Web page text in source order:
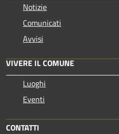
Notizie
Comunicati
Avvisi
VIVERE IL COMUNE
Luoghi
Eventi
CONTATTI